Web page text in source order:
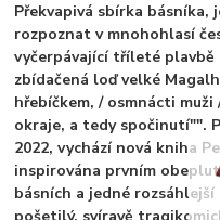
Překvapivá sbírka básníka,
rozpoznat v mnohohlasí
vyčerpávající tříleté
zbídačená loď velké
hřebíčkem, / osmnácti muži
okraje, a tedy spočinutí"".
2022, vychází nová kniha
inspirována prvním
básních a jedné